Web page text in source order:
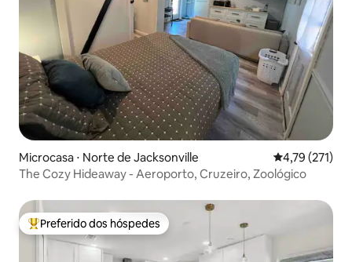
Microcasa ⋅ Norte de Jacksonville 4,79 de uma
4,79 (271)
The Cozy Hideaway - Aeroporto, Cruzeiro, Zoológico
Entre os melhores preferidos dos hóspedes
Preferido dos hóspedes